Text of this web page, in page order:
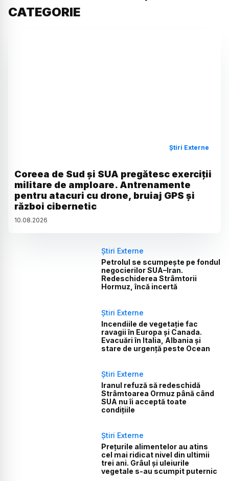
CATEGORIE
Știri Externe
Coreea de Sud și SUA pregătesc exerciții
militare de amploare. Antrenamente
pentru atacuri cu drone, bruiaj GPS și
război cibernetic
10.08.2026
Știri Externe
Petrolul se scumpește pe fondul
negocierilor SUA–Iran.
Redeschiderea Strâmtorii
Hormuz, încă incertă
Știri Externe
Incendiile de vegetație fac
ravagii în Europa și Canada.
Evacuări în Italia, Albania și
stare de urgență peste Ocean
Știri Externe
Iranul refuză să redeschidă
Strâmtoarea Ormuz până când
SUA nu îi acceptă toate
condițiile
Știri Externe
Prețurile alimentelor au atins
cel mai ridicat nivel din ultimii
trei ani. Grâul și uleiurile
vegetale s-au scumpit puternic